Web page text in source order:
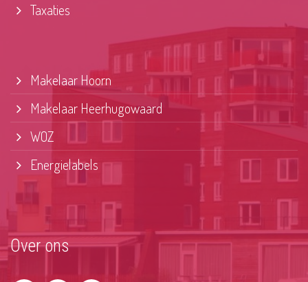
Taxaties
Makelaar Hoorn
Makelaar Heerhugowaard
WOZ
Energielabels
Over ons